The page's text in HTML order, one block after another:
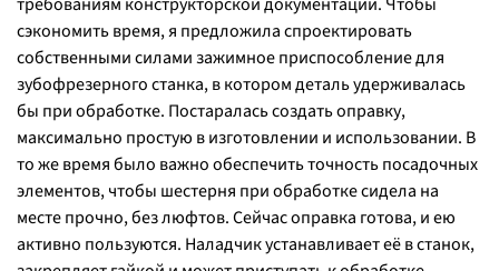
сэкономить время, я предложила спроектировать
собственными силами зажимное приспособление для
зубофрезерного станка, в котором деталь удерживалась
бы при обработке. Постаралась создать оправку,
максимально простую в изготовлении и использовании. В
то же время было важно обеспечить точность посадочных
элементов, чтобы шестерня при обработке сидела на
месте прочно, без люфтов. Сейчас оправка готова, и ею
активно пользуются. Наладчик устанавливает её в станок,